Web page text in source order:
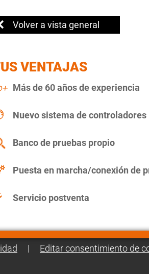
Volver a vista general
VENTAJAS
Más de 60 años de experiencia
Nuevo sistema de controladores
Banco de pruebas propio
Puesta en marcha/conexión de
Servicio postventa
| Editar consentimiento de